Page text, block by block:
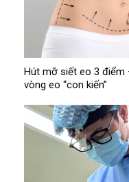
Hút mỡ siết eo 3 điểm
vòng eo “con kiến”